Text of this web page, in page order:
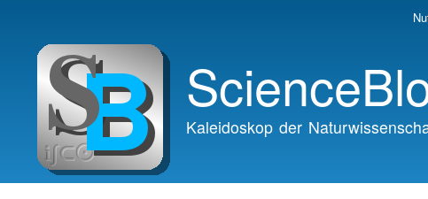
navigation
Kaleidoskop der